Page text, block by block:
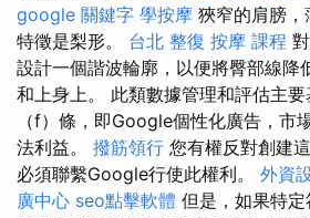
google 關鍵字 學按摩 狹窄的肩膀，
特徵是梨形。 台北 整復 按摩 課程
設計一個諧波輪廓，以便將臀部線降
和上身上。 此類數據管理和評估主要
（f）條，即Google個性化廣告，市
法利益。 撥筋領行 您有權反對創建
必須聯繫Google行使此權利。 外資
廣中心 seo點擊軟體 但是，如果特定